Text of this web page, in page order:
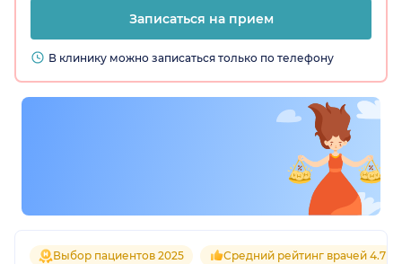
Записаться на прием
В клинику можно записаться только по телефону
Выбор пациентов 2025 Средний рейтинг врачей 4.7